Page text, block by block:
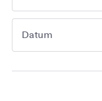
Datum